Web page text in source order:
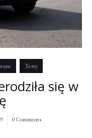
Testy
się w
0 Comments